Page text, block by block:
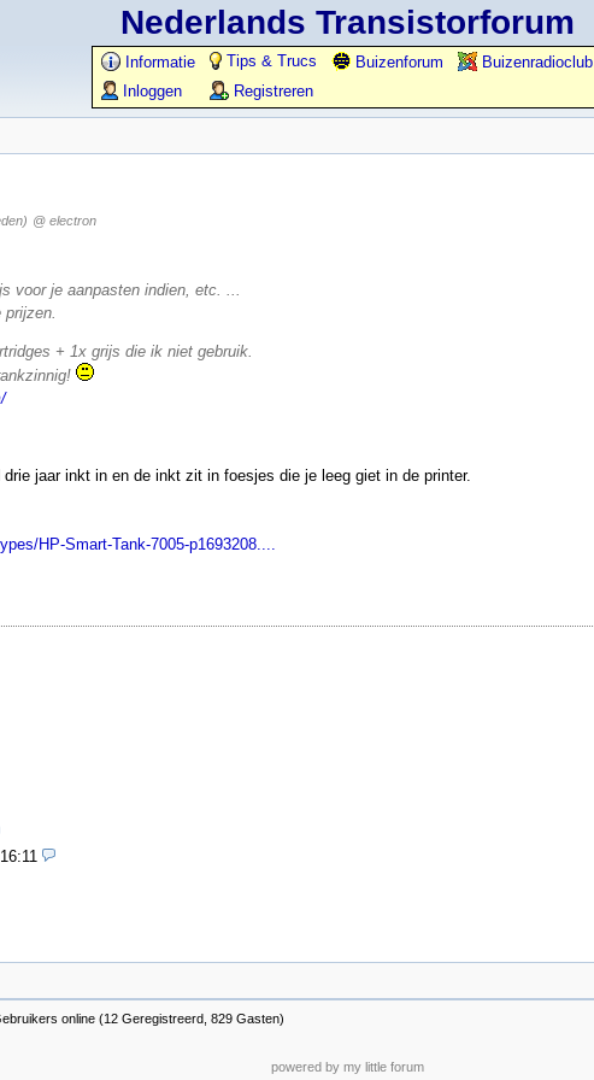
Nederlands Transistorforum
Informatie Tips & Trucs Buizenforum
Buizenradioclub
Inloggen
Registreren
@ electron
voor je aanpasten indien, etc. ...
+ 1x grijs die ik niet gebruik.
jaar inkt in en de inkt zit in foesjes die je leeg giet in de printer.
HP-Smart-Tank-7005-p1693208....
online (12 Geregistreerd, 829 Gasten)
powered by my little forum